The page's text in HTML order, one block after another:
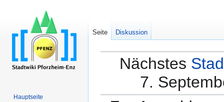
Nächstes
7.
Seite Diskussion
Hauptseite